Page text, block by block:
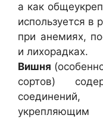
а как
используется в
при анемиях,
и лихорадках.
Вишня
сортов)
соединений,
укрепляющим